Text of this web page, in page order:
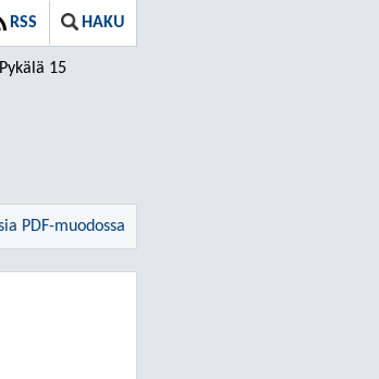
RSS HAKU
Pykälä 15
PDF-muodossa